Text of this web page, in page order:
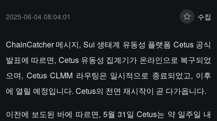
2025-06-04 08:04:01 수집
ChainCatcher 메시지, Sui 생태계 유동성 플랫폼 Cetus 공식
발표에 따르면, Cetus 유동성 집계기가 온라인으로 복구되었
으며, Cetus CLMM 라우팅은 일시적으로 종료되었고, 이후
에 열릴 예정입니다. Cetus의 전면 재시작이 곧 다가옵니다.
이전에 보도된 바에 따르면, 5월 31일 Cetus는 약 일주일 내